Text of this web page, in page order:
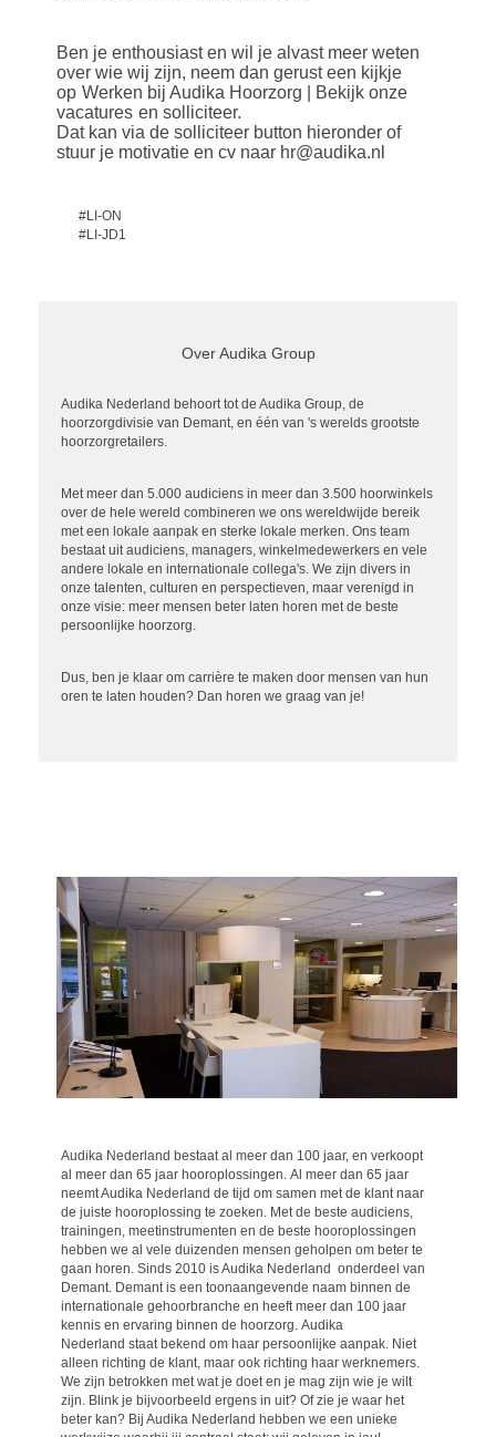
Ben je enthousiast en wil je alvast meer weten
over wie wij zijn, neem dan gerust een kijkje
op Werken bij Audika Hoorzorg | Bekijk onze
vacatures en solliciteer.
Dat kan via de solliciteer button hieronder of
stuur je motivatie en cv naar hr@audika.nl
#LI-ON
#LI-JD1
Over Audika Group
Audika Nederland behoort tot de Audika Group, de
hoorzorgdivisie van Demant, en één van 's werelds grootste
hoorzorgretailers.
Met meer dan 5.000 audiciens in meer dan 3.500 hoorwinkels
over de hele wereld combineren we ons wereldwijde bereik
met een lokale aanpak en sterke lokale merken. Ons team
bestaat uit audiciens, managers, winkelmedewerkers en vele
andere lokale en internationale collega's. We zijn divers in
onze talenten, culturen en perspectieven, maar verenigd in
onze visie: meer mensen beter laten horen met de beste
persoonlijke hoorzorg.
Dus, ben je klaar om carrière te maken door mensen van hun
oren te laten houden? Dan horen we graag van je!
Audika Nederland bestaat al meer dan 100 jaar, en verkoopt
al meer dan 65 jaar hooroplossingen. Al meer dan 65 jaar
neemt Audika Nederland de tijd om samen met de klant naar
de juiste hooroplossing te zoeken. Met de beste audiciens,
trainingen, meetinstrumenten en de beste hooroplossingen
hebben we al vele duizenden mensen geholpen om beter te
gaan horen. Sinds 2010 is Audika Nederland onderdeel van
Demant. Demant is een toonaangevende naam binnen de
internationale gehoorbranche en heeft meer dan 100 jaar
kennis en ervaring binnen de hoorzorg. Audika
Nederland staat bekend om haar persoonlijke aanpak. Niet
alleen richting de klant, maar ook richting haar werknemers.
We zijn betrokken met wat je doet en je mag zijn wie je wilt
zijn. Blink je bijvoorbeeld ergens in uit? Of zie je waar het
beter kan? Bij Audika Nederland hebben we een unieke